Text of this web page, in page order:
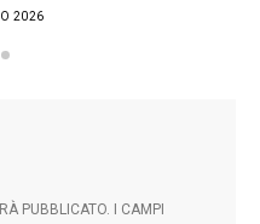
2026
PUBBLICATO.
I CAMPI